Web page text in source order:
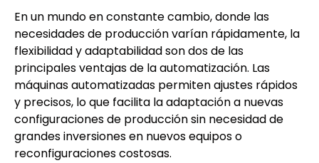
En un mundo en constante cambio, donde las
necesidades de producción varían rápidamente, la
flexibilidad y adaptabilidad son dos de las
principales ventajas de la automatización. Las
máquinas automatizadas permiten ajustes rápidos
y precisos, lo que facilita la adaptación a nuevas
configuraciones de producción sin necesidad de
grandes inversiones en nuevos equipos o
reconfiguraciones costosas.